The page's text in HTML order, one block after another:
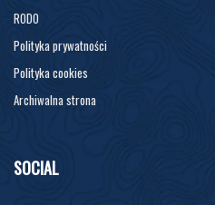
RODO
Polityka prywatności
Polityka cookies
Archiwalna strona
SOCIAL